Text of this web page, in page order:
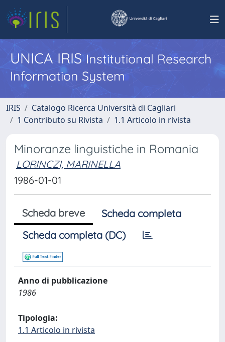
UNICA IRISInstitutional Research
Information System
IRIS
Catalogo Ricerca Università di Cagliari
1 Contributo su Rivista
1.1 Articolo in rivista
Minoranze linguistiche in Romania
LORINCZI, MARINELLA
1986-01-01
Scheda breve
Scheda completa
Scheda completa (DC)
Anno di pubblicazione
1986
Tipologia:
1.1 Articolo in rivista